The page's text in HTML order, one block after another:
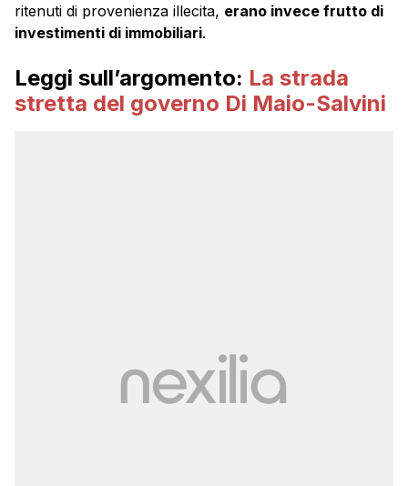
ritenuti di provenienza illecita, erano invece frutto di
investimenti di immobiliari.
Leggi sull’argomento: La strada
stretta del governo Di Maio-Salvini